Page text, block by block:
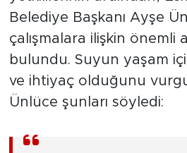
Belediye Başkanı Ayşe
çalışmalara ilişkin önemli
bulundu. Suyun yaşam
ve ihtiyaç olduğunu
Ünlüce şunları söyledi: